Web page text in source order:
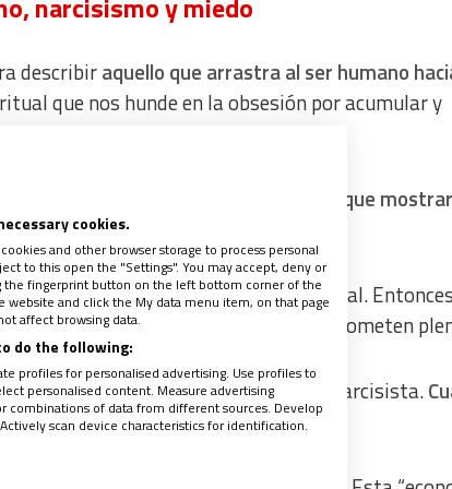
describiraquello que arrastra al ser humano
que nos hunde en la obsesión por acumular y
la felicidad es un mandato:
hay que
.
como error de gestión personal. Entonces
y consumos emocionales que prometen
este no sea otra cosa que idolatría narcisista.
más lejos está.
cookies.
and other browser storage to process personal
to this open the "Settings". You may accept, deny or
the fingerprint button on the left bottom corner of the
and click the My data menu item, on that page
affect browsing data.
do the following:
profiles for personalised advertising. Use profiles to
personalised content. Measure advertising
combinations of data from different sources. Develop
scan device characteristics for identification.